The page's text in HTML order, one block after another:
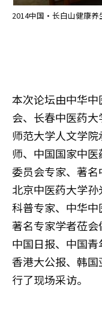
2014中国·长白山健康养
本次论坛由中华
会、长春中医药
师范大学人文学
师、中国国家中
委员会专家、著名
北京中医药大学
科普专家、中华
著名专家学者莅会
中国日报、中国青
香港大公报、韩
行了现场采访。